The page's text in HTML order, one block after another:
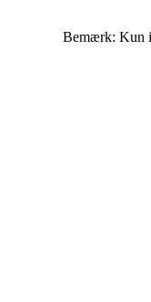
Bemærk: Kun